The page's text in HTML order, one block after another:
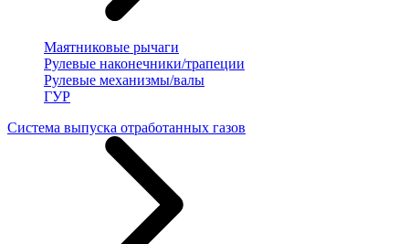
Маятниковые рычаги
Рулевые наконечники/трапеции
Рулевые механизмы/валы
ГУР
Система выпуска отработанных газов